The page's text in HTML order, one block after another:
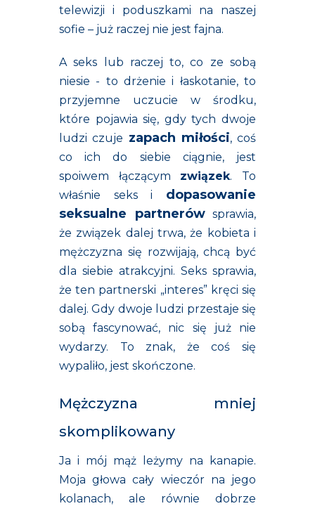
telewizji i poduszkami na naszej
sofie – już raczej nie jest fajna.
A seks lub raczej to, co ze sobą
niesie - to drżenie i łaskotanie, to
przyjemne uczucie w środku,
które pojawia się, gdy tych dwoje
ludzi czuje zapach miłości, coś
co ich do siebie ciągnie, jest
spoiwem łączącym związek. To
właśnie seks i dopasowanie
seksualne partnerówsprawia,
że związek dalej trwa, że kobieta i
mężczyzna się rozwijają, chcą być
dla siebie atrakcyjni. Seks sprawia,
że ten partnerski „interes” kręci się
dalej. Gdy dwoje ludzi przestaje się
sobą fascynować, nic się już nie
wydarzy. To znak, że coś się
wypaliło, jest skończone.
Mężczyzna mniej
skomplikowany
Ja i mój mąż leżymy na kanapie.
Moja głowa cały wieczór na jego
kolanach, ale równie dobrze